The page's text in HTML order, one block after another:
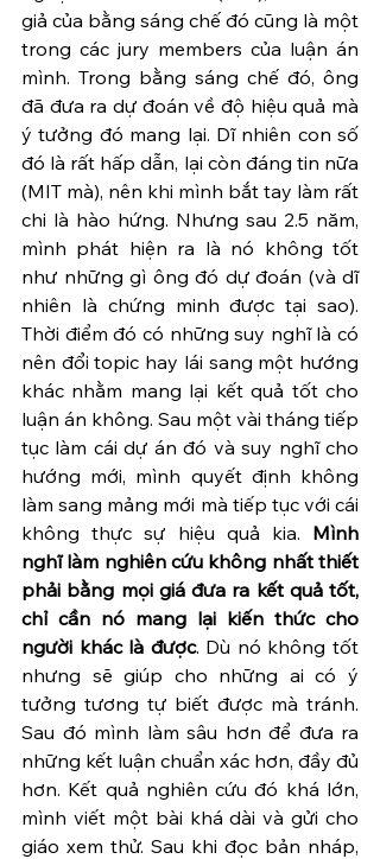
giả của bằng sáng chế đó cũng là một
trong các jury members của luận án
mình. Trong bằng sáng chế đó, ông
đã đưa ra dự đoán về độ hiệu quả mà
ý tưởng đó mang lại. Dĩ nhiên con số
đó là rất hấp dẫn, lại còn đáng tin nữa
(MIT mà), nên khi mình bắt tay làm rất
chi là hào hứng. Nhưng sau 2.5 năm,
mình phát hiện ra là nó không tốt
như những gì ông đó dự đoán (và dĩ
nhiên là chứng minh được tại sao).
Thời điểm đó có những suy nghĩ là có
nên đổi topic hay lái sang một hướng
khác nhằm mang lại kết quả tốt cho
luận án không. Sau một vài tháng tiếp
tục làm cái dự án đó và suy nghĩ cho
hướng mới, mình quyết định không
làm sang mảng mới mà tiếp tục với cái
không thực sự hiệu quả kia. Mình
nghĩ làm nghiên cứu không nhất thiết
phải bằng mọi giá đưa ra kết quả tốt,
chỉ cần nó mang lại kiến thức cho
người khác là được. Dù nó không tốt
nhưng sẽ giúp cho những ai có ý
tưởng tương tự biết được mà tránh.
Sau đó mình làm sâu hơn để đưa ra
những kết luận chuẩn xác hơn, đầy đủ
hơn. Kết quả nghiên cứu đó khá lớn,
mình viết một bài khá dài và gửi cho
giáo xem thử. Sau khi đọc bản nháp,